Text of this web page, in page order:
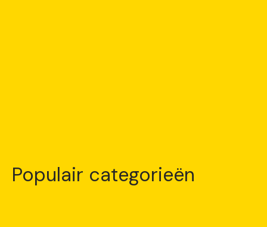
Populair categorieën